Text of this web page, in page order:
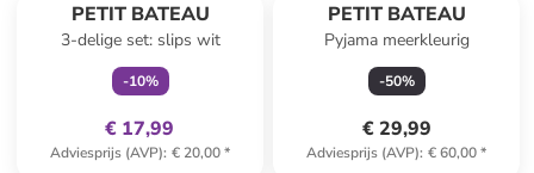
PETIT BATEAU
3-delige set: slips wit
-10%
€ 17,99
Adviesprijs (AVP): € 20,00*
PETIT BATEAU
Pyjama meerkleurig
-50%
€ 29,99
Adviesprijs (AVP): € 60,00*